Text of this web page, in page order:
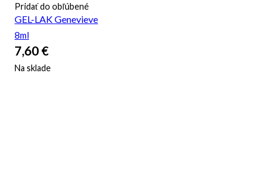
Pridať do obľúbené
GEL-LAK Genevieve
8ml
7,60 €
Na sklade